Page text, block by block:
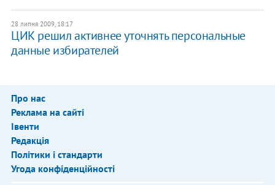
28 липня 2009, 18:17
ЦИК решил активнее уточнять персональные
данные избирателей
Про нас
Реклама на сайті
Івенти
Редакція
Політики і стандарти
Угода конфіденційності